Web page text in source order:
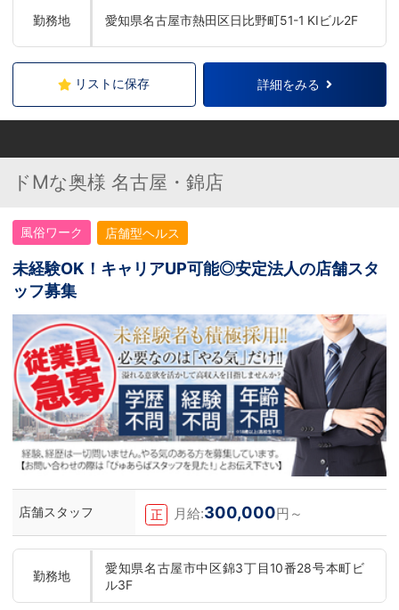
勤務地 愛知県名古屋市熱田区日比野町51-1 KIビル2F
リストに保存 詳細をみる
ドMな奥様 名古屋・錦店
風俗ワーク 店舗型ヘルス
未経験OK！キャリアUP可能◎安定法人の店舗スタ
ッフ募集
店舗スタッフ 正 月給:300,000円～
勤務地
愛知県名古屋市中区錦3丁目10番28号本町ビ
ル3F